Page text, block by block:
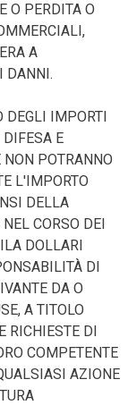
O PERDITA O
A
DANNI.
DEGLI IMPORTI
E
POTRANNO
L'IMPORTO
DELLA
CORSO DEI
DOLLARI
DI
DA O
A TITOLO
RICHIESTE DI
COMPETENTE
AZIONE